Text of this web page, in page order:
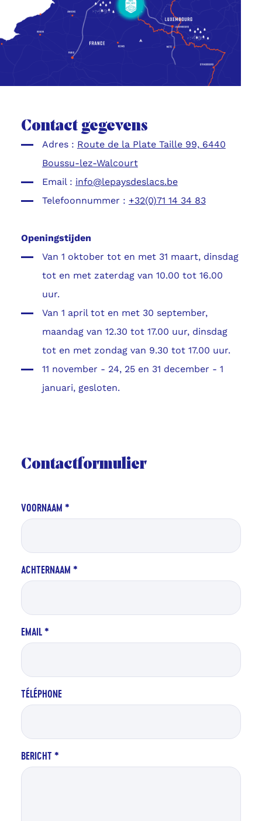
Contact gegevens
Adres : Route de la Plate Taille 99, 6440
Boussu-lez-Walcourt
Email : info@lepaysdeslacs.be
Telefoonnummer : +32(0)71 14 34 83
Openingstijden
Van 1 oktober tot en met 31 maart, dinsdag
tot en met zaterdag van 10.00 tot 16.00
uur.
Van 1 april tot en met 30 september,
maandag van 12.30 tot 17.00 uur, dinsdag
tot en met zondag van 9.30 tot 17.00 uur.
11 november - 24, 25 en 31 december - 1
januari, gesloten.
Contactformulier
Naam
VOORNAAM *
ACHTERNAAM *
EMAIL*
TÉLÉPHONE
BERICHT *